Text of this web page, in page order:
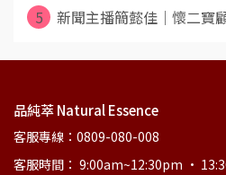
5
新聞主播簡懿佳｜懷二寶
品純萃 Natural Essence
客服專線：0809-080-008
客服時間： 9:00am~12:30pm •